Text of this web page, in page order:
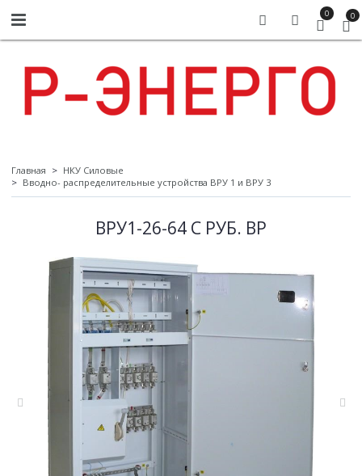
0 0
Главная
НКУ Силовые
Вводно- распределительные устройства ВРУ 1 и ВРУ 3
ВРУ1-26-64 С РУБ. ВР